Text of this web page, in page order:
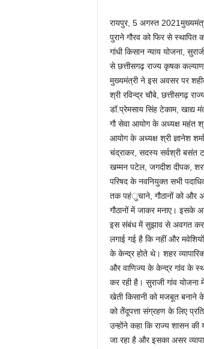
रायपुर, 5 अगस्त
पुराने गौरव को फिर से स्थापित
गांधी किसान न्याय योजना,
से छत्तीसगढ़ राज्य कृषक कल्याण
मुख्यमंत्री ने इस अवसर पर
श्री रविन्द्र चौबे, छत्तीसगढ़
डॉ.प्रेमसाय सिंह टेकाम, खाद्य
गौ सेवा आयोग के अध्यक्ष महंत
आयोग के अध्यक्ष श्री ज्ञानेश
चंद्राकर, सदस्य सर्वश्री बसंत
खम्मन पटेल, जगदीश दीपक,
परिषद के नवनियुक्त सभी
तक पहंुचाने, गौठानों को और
गौठानों में जाकर मनाए। इसके
इस संबंध में सुझाव से अवगत
लगाई गई है कि नहीं और
के केन्द्र होते थे। शहर
और वाणिज्य के केन्द्र गांव के
कर रही है। सुराजी गांव योजना
खेती किसानी को मजबूत बनाने
को तेेंदूपत्ता संग्रहण के लिए
उन्होंने कहा कि राज्य शासन
जा रहा है और इसका असर